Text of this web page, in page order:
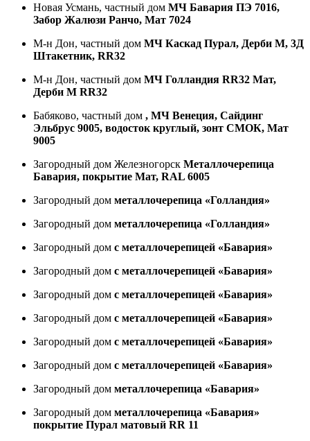
Новая Усмань, частный дом МЧ Бавария ПЭ 7016,
Забор Жалюзи Ранчо, Мат 7024
М-н Дон, частный дом МЧ Каскад Пурал, Дерби М, 3Д
Штакетник, RR32
М-н Дон, частный дом МЧ Голландия RR32 Мат,
Дерби М RR32
Бабяково, частный дом , МЧ Венеция, Сайдинг
Эльбрус 9005, водосток круглый, зонт СМОК, Мат
9005
Загородный дом Железногорск Металлочерепица
Бавария, покрытие Мат, RAL 6005
Загородный дом металлочерепица «Голландия»
Загородный дом металлочерепица «Голландия»
Загородный дом с металлочерепицей «Бавария»
Загородный дом с металлочерепицей «Бавария»
Загородный дом с металлочерепицей «Бавария»
Загородный дом с металлочерепицей «Бавария»
Загородный дом с металлочерепицей «Бавария»
Загородный дом с металлочерепицей «Бавария»
Загородный дом металлочерепица «Бавария»
Загородный дом металлочерепица «Бавария»
покрытие Пурал матовый RR 11